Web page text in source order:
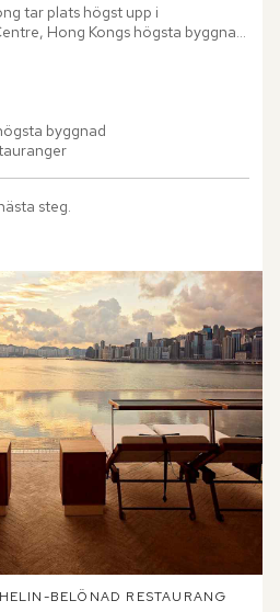
tar plats högst upp i
Hong Kongs högsta byggnad.
Shopping Mall och ger direkt
byggnad
steg.
BELÖNAD RESTAURANG